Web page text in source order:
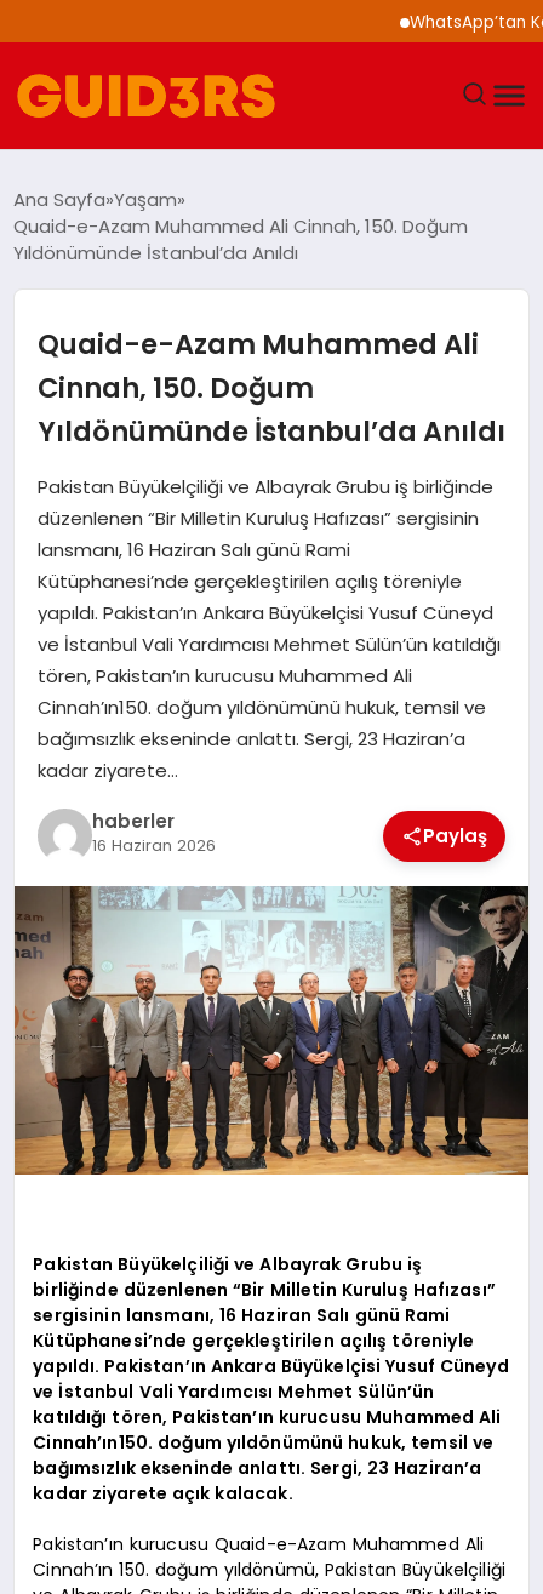
WhatsApp’tan
YAŞAM
SAĞLIK
EKONOMI
MAGAZIN
EĞITIM
Ana Sayfa Yaşam
Quaid-e-Azam Muhammed Ali Cinnah, 150. Doğum
Yıldönümünde İstanbul’da Anıldı
Quaid-e-Azam Muhammed Ali
Cinnah, 150. Doğum
Yıldönümünde İstanbul’da Anıldı
Pakistan Büyükelçiliği ve Albayrak Grubu iş birliğinde
düzenlenen “Bir Milletin Kuruluş Hafızası” sergisinin
lansmanı, 16 Haziran Salı günü Rami
Kütüphanesi’nde gerçekleştirilen açılış töreniyle
yapıldı. Pakistan’ın Ankara Büyükelçisi Yusuf Cüneyd
ve İstanbul Vali Yardımcısı Mehmet Sülün’ün katıldığı
tören, Pakistan’ın kurucusu Muhammed Ali
Cinnah’ın150. doğum yıldönümünü hukuk, temsil ve
bağımsızlık ekseninde anlattı. Sergi, 23 Haziran’a
kadar ziyarete…
haberler
16 Haziran 2026 Paylaş
Pakistan Büyükelçiliği ve Albayrak Grubu iş
birliğinde düzenlenen “Bir Milletin Kuruluş Hafızası”
sergisinin lansmanı, 16 Haziran Salı günü Rami
Kütüphanesi’nde gerçekleştirilen açılış töreniyle
yapıldı. Pakistan’ın Ankara Büyükelçisi Yusuf Cüneyd
ve İstanbul Vali Yardımcısı Mehmet Sülün’ün
katıldığı tören, Pakistan’ın kurucusu Muhammed Ali
Cinnah’ın150. doğum yıldönümünü hukuk, temsil ve
bağımsızlık ekseninde anlattı. Sergi, 23 Haziran’a
kadar ziyarete açık kalacak.
Pakistan’ın kurucusu Quaid-e-Azam Muhammed Ali
Cinnah’ın 150. doğum yıldönümü, Pakistan Büyükelçiliği